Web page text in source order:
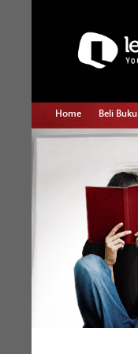
Home Beli Buku